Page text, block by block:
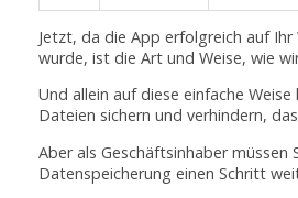
Jetzt, da die App erfolgreich auf
wurde, ist die Art und Weise, wie
Und allein auf diese einfache
Dateien sichern und verhindern,
Aber als Geschäftsinhaber müssen
Datenspeicherung einen Schritt